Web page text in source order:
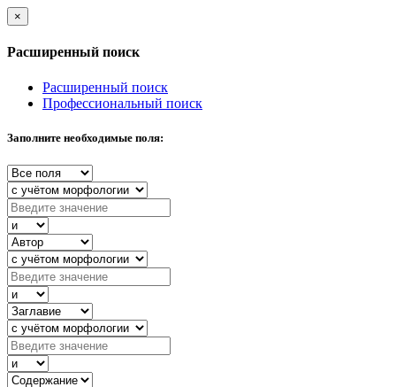
×
Расширенный поиск
Расширенный поиск
Профессиональный поиск
Заполните необходимые поля: